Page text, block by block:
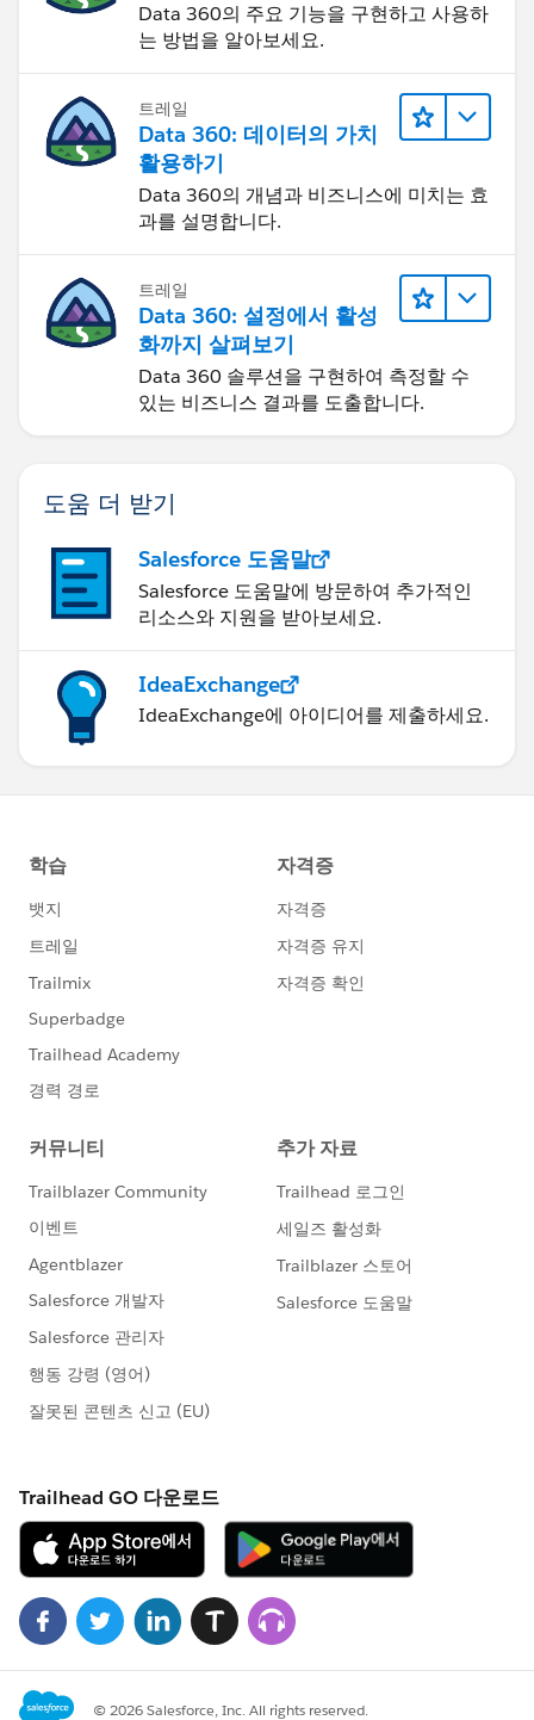
Data 360의 주요 기능을 구현하고 사용하
는 방법을 알아보세요.
트레일
Data 360: 데이터의 가치
활용하기
Data 360의 개념과 비즈니스에 미치는 효
과를 설명합니다.
트레일
Data 360: 설정에서 활성
화까지 살펴보기
Data 360 솔루션을 구현하여 측정할 수
있는 비즈니스 결과를 도출합니다.
도움 더 받기
Salesforce 도움말
Salesforce 도움말에 방문하여 추가적인
리소스와 지원을 받아보세요.
IdeaExchange
IdeaExchange에 아이디어를 제출하세요.